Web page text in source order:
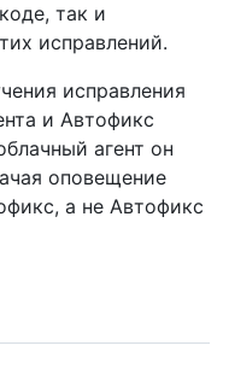
так и
исправлений.
исправления
и Автофикс
агент он
оповещение
а не Автофикс